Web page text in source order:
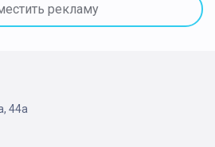
рекламу
44а